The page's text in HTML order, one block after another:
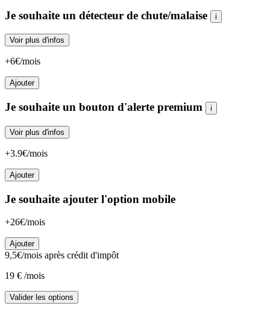
Je souhaite un détecteur de chute/malaise i
Voir plus d'infos
+6€/mois
Ajouter
Je souhaite un bouton d'alerte premium i
Voir plus d'infos
+3.9€/mois
Ajouter
Je souhaite ajouter l'option mobile
+26€/mois
Ajouter
9,5€/mois après crédit d'impôt
19 € /mois
Valider les options